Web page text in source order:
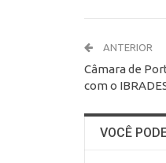
ANTERIOR
Câmara de
com o
VOCÊ